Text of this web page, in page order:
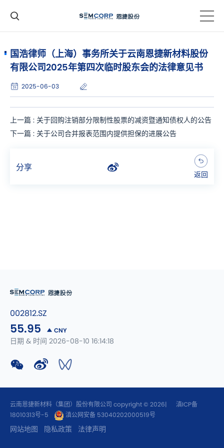
国浩律师（上海）事务所关于云南恩捷新材料股份
有限公司2025年第四次临时股东会的法律意见书
2025-06-03
上一篇 : 关于回购注销部分限制性股票的减资暨通知债权人的公告
下一篇 : 关于公司合并报表范围内提供担保的进展公告
分享
返回
002812.SZ
55.95 CNY
日期 & 时间 2026-08-10 16:14:18
云南恩捷新材料（集团）股份有限公司 copyright © 2026|
滇ICP备
18010313号-5
滇公网安备 53040202000519号
网站地图 隐私政策 法律声明